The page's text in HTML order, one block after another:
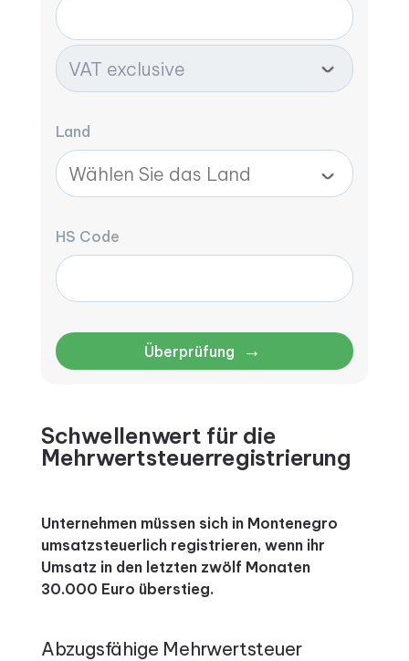
Land
HS Code
Überprüfung →
Schwellenwert für die
Mehrwertsteuerregistrierung
Unternehmen müssen sich in Montenegro
umsatzsteuerlich registrieren, wenn ihr
Umsatz in den letzten zwölf Monaten
30.000 Euro überstieg.
Abzugsfähige Mehrwertsteuer